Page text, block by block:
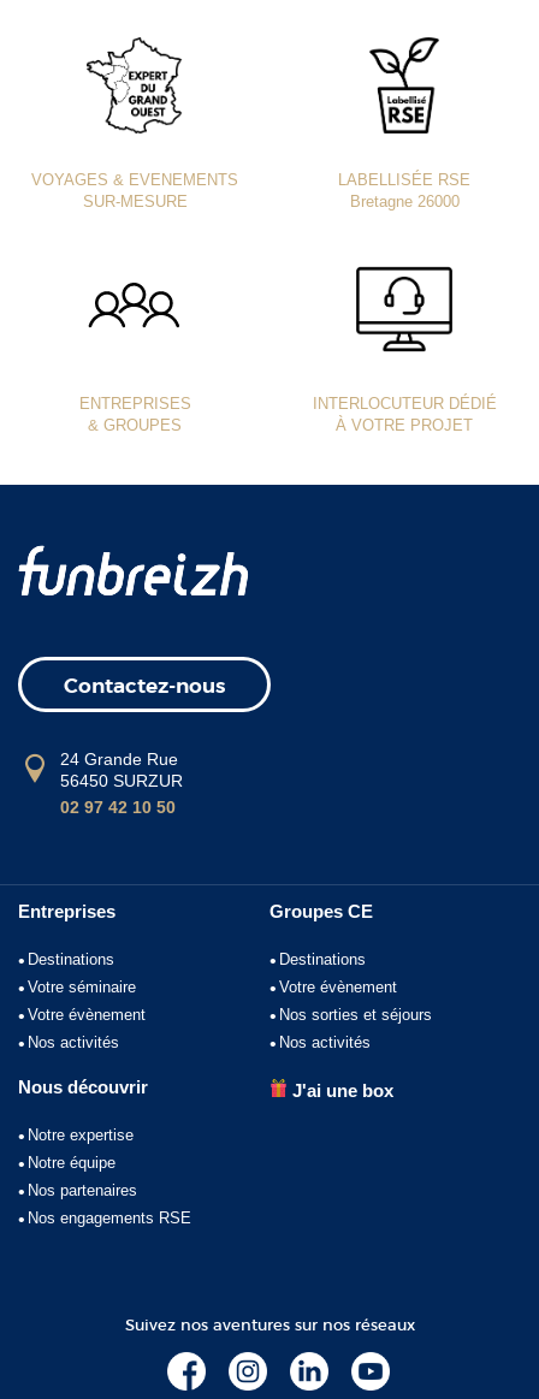
VOYAGES & EVENEMENTS
SUR-MESURE
LABELLISÉE RSE
Bretagne 26000
ENTREPRISES
& GROUPES
INTERLOCUTEUR DÉDIÉ
À VOTRE PROJET
Contactez-nous
24 Grande Rue
56450 SURZUR
02 97 42 10 50
Entreprises
Destinations
Votre séminaire
Votre évènement
Nos activités
Groupes CE
Destinations
Votre évènement
Nos sorties et séjours
Nos activités
Nous découvrir
Notre expertise
Notre équipe
Nos partenaires
Nos engagements RSE
J'ai une box
Suivez nos aventures sur nos réseaux